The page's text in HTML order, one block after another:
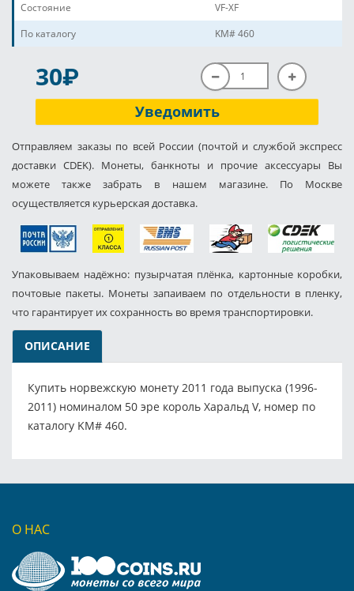
Состояние
VF-XF
По каталогу
KM# 460
30P
Уведомить
Отправляем заказы по всей России (почтой и службой экспресс
доставки CDEK). Монеты, банкноты и прочие аксессуары Вы
можете также забрать в нашем магазине. По Москве
осуществляется курьерская доставка.
Упаковываем надёжно: пузырчатая плёнка, картонные коробки,
почтовые пакеты. Монеты запаиваем по отдельности в пленку,
что гарантирует их сохранность во время транспортировки.
ОПИСАНИЕ
Купить норвежскую монету 2011 года выпуска (1996-
2011) номиналом 50 эре король Харальд V, номер по
каталогу KM# 460.
О НАС